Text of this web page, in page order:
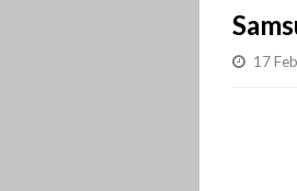
17